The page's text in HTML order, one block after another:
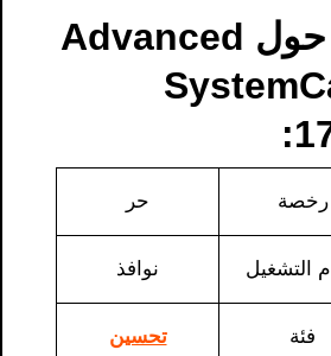
معلومات حول Advanced
رخصة حر
التشغيل نوافذ
فئة تحسين